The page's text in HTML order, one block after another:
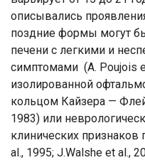
описывались
поздние формы могут
печени с легкими и
симптомами (A. Poujois
изолированной
кольцом Кайзера —
1983) или
клинических
al., 1995; J.Walshe et al.,